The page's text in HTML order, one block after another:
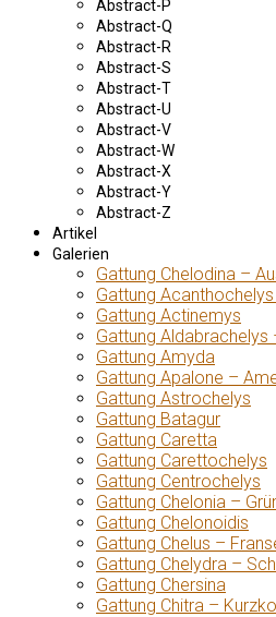
Abstract-P
Abstract-Q
Abstract-R
Abstract-S
Abstract-T
Abstract-U
Abstract-V
Abstract-W
Abstract-X
Abstract-Y
Abstract-Z
Artikel
Galerien
Gattung Chelodina –
Gattung
Gattung Actinemys
Gattung Aldabrachelys
Gattung Amyda
Gattung Apalone –
Gattung Astrochelys
Gattung Batagur
Gattung Caretta
Gattung Carettochelys
Gattung Centrochelys
Gattung Chelonia –
Gattung Chelonoidis
Gattung Chelus –
Gattung Chelydra –
Gattung Chersina
Gattung Chitra –